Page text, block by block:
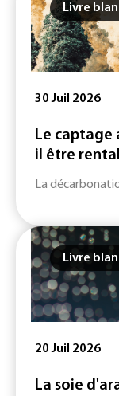
Livre
30 Juil 2026
Le captage
il être
La
Livre
20 Juil 2026
La soie